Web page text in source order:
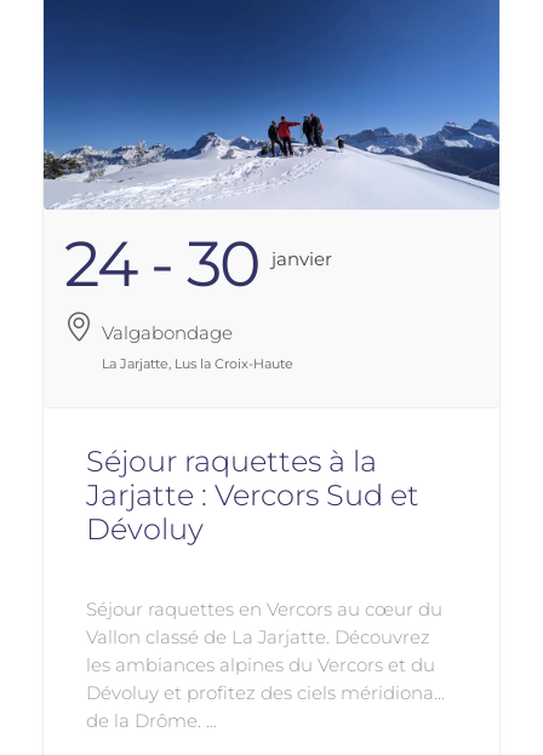
24 - 30 Janvier
Valgabondage
La Jarjatte, Lus la Croix-Haute
Séjour raquettes à la
Jarjatte : Vercors Sud et
Dévoluy
Séjour raquettes en Vercors au cœur du
Vallon classé de La Jarjatte. Découvrez
les ambiances alpines du Vercors et du
Dévoluy et profitez des ciels méridionaux
de la Drôme. ...